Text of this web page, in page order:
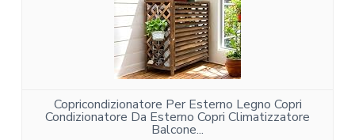
Copricondizionatore Per Esterno Legno Copri
Condizionatore Da Esterno Copri Climatizzatore
Balcone...